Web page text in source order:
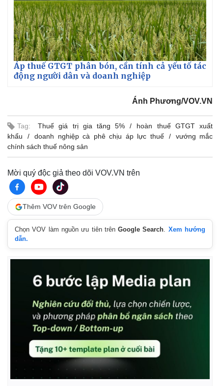
Áp thuế GTGT phân bón, cần tính cả yếu tố tác
động người dân và doanh nghiệp
Ánh Phương/VOV.VN
Tag: Thuế giá trị gia tăng 5%
hoàn thuế GTGT xuất
khẩu
doanh nghiệp cà phê chịu áp lực thuế
vướng mắc
chính sách thuế nông sản
Mời quý độc giả theo dõi VOV.VN trên
Thêm VOV trên Google
Chọn VOV làm nguồn ưu tiên trênGoogle Search. Xem hướng
dẫn.